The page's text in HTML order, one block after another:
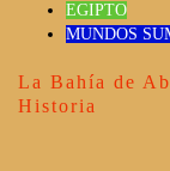
EGIPTO
MUNDOS
La Bahía de
Historia